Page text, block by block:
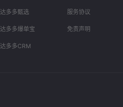
达多多甄选
达多多爆单宝
达多多CRM
服务协议
免责声明